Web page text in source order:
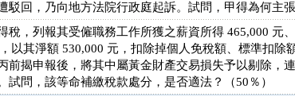
駁回，乃向地方法院行政庭起訴。試問，甲得為何主張
稅，列報其受僱職務工作所獲之薪資所得 465,000 元
以其淨額 530,000 元，扣除掉個人免稅額、標準扣
前揭申報後，將其中屬黃金財產交易損失予以剔除，
試問，該等命補繳稅款處分，是否適法？（50％）